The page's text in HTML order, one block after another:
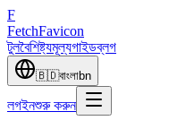
F
FetchFavicon
টুলবৈশিষ্ট্যমূল্যগাইডব্লগ
🇧🇩বাংলাbn
লগইনশুরু করুন